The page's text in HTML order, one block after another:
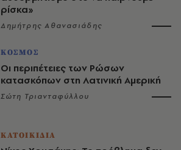
ρίσκα»
Δημήτρης Αθανασιάδης
ΚΟΣΜΟΣ
Οι περιπέτειες των Ρώσων
κατασκόπων στη Λατινική Αμερική
Σώτη Τριανταφύλλου
ΚΑΤΟΙΚΙΔΙΑ